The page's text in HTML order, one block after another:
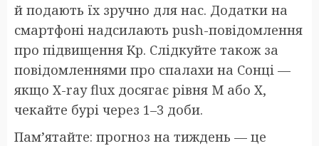
й подають їх зручно для нас. Додатки на
смартфоні надсилають push-повідомлення
про підвищення Kp. Слідкуйте також за
повідомленнями про спалахи на Сонці —
якщо X-ray flux досягає рівня M або X,
чекайте бурі через 1–3 доби.
Пам’ятайте: прогноз на тиждень — це